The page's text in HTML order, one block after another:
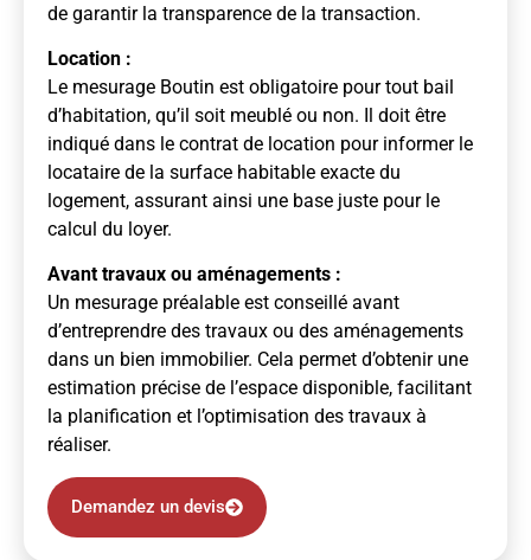
de garantir la transparence de la transaction.
Location :
Le mesurage Boutin est obligatoire pour tout bail
d’habitation, qu’il soit meublé ou non. Il doit être
indiqué dans le contrat de location pour informer le
locataire de la surface habitable exacte du
logement, assurant ainsi une base juste pour le
calcul du loyer.
Avant travaux ou aménagements :
Un mesurage préalable est conseillé avant
d’entreprendre des travaux ou des aménagements
dans un bien immobilier. Cela permet d’obtenir une
estimation précise de l’espace disponible, facilitant
la planification et l’optimisation des travaux à
réaliser.
Demandez un devis